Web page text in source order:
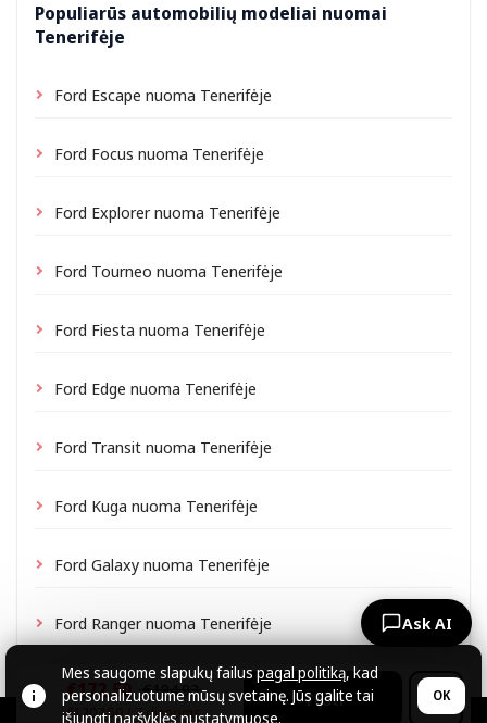
€172.50 €194.93
€1207.50 / 7 dienoms
Tęsti
Populiarūs automobilių modeliai nuomai
Tenerifėje
Ford Escape nuoma Tenerifėje
Ford Focus nuoma Tenerifėje
Ford Explorer nuoma Tenerifėje
Ford Tourneo nuoma Tenerifėje
Ford Fiesta nuoma Tenerifėje
Ford Edge nuoma Tenerifėje
Ford Transit nuoma Tenerifėje
Ford Kuga nuoma Tenerifėje
Ford Galaxy nuoma Tenerifėje
Ford Ranger nuoma Tenerifėje
Mes saugome slapukų failus pagal politiką, kad
personalizuotume mūsų svetainę. Jūs galite tai
išjungti naršyklės nustatymuose.
OK
Ask AI